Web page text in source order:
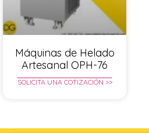
Máquinas de Helado
Artesanal OPH-76
SOLICITA UNA COTIZACIÓN >>